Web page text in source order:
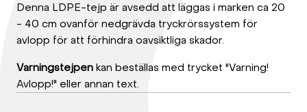
Denna LDPE-tejp är avsedd att läggas i marken ca 20
- 40 cm ovanför nedgrävda tryckrörssystem för
avlopp för att förhindra oavsiktliga skador.
Varningstejpen kan beställas med trycket "Varning!
Avlopp!" eller annan text.